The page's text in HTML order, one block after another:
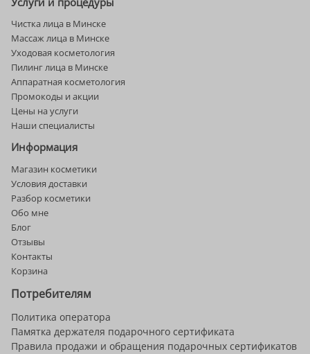
Чистка лица в Минске
Массаж лица в Минске
Уходовая косметология
Пилинг лица в Минске
Аппаратная косметология
Промокоды и акции
Цены на услуги
Наши специалисты
Информация
Магазин косметики
Условия доставки
Разбор косметики
Обо мне
Блог
Отзывы
Контакты
Корзина
Потребителям
Политика оператора
Памятка держателя подарочного сертификата
Правила продажи и обращения подарочных сертификатов